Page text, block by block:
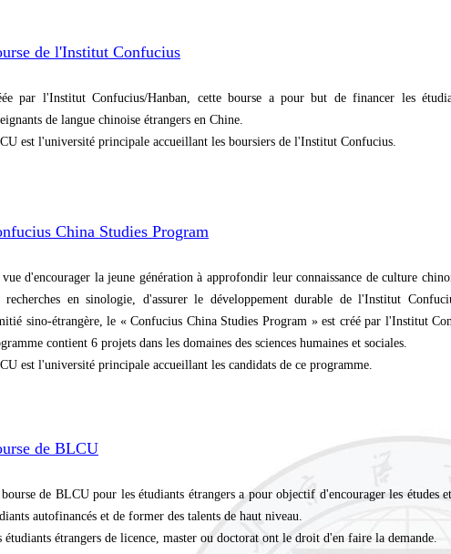
de l'Institut Confucius
par l'Institut Confucius/Hanban, cette bourse a pour but de financer les
de langue chinoise étrangers en Chine.
est l'université principale accueillant les boursiers de l'Institut Confucius.
China Studies Program
d'encourager la jeune génération à approfondir leur connaissance de culture
recherches en sinologie, d'assurer le développement durable de l'Institut
sino-étrangère, le « Confucius China Studies Program » est créé par l'Institut
contient 6 projets dans les domaines des sciences humaines et sociales.
est l'université principale accueillant les candidats de ce programme.
de BLCU
de BLCU pour les étudiants étrangers a pour objectif d'encourager les études
autofinancés et de former des talents de haut niveau.
étudiants étrangers de licence, master ou doctorat ont le droit d'en faire la demande.